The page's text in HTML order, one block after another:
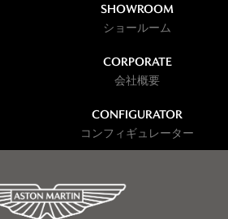
SHOWROOM
ショールーム
CORPORATE
会社概要
CONFIGURATOR
コンフィギュレーター